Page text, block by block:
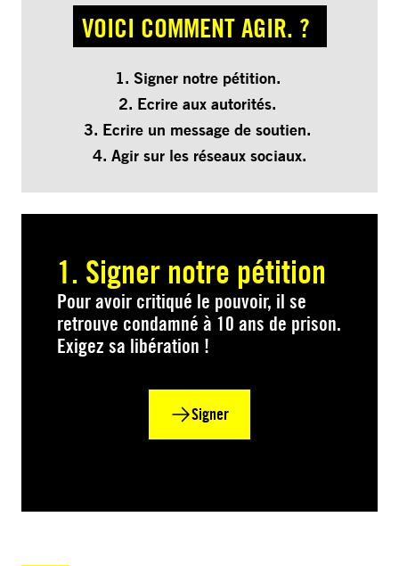
VOICI COMMENT AGIR. ?
1. Signer notre pétition.
2. Ecrire aux autorités.
3. Ecrire un message de soutien.
4. Agir sur les réseaux sociaux.
1. Signer notre pétition
Pour avoir critiqué le pouvoir, il se
retrouve condamné à 10 ans de prison.
Exigez sa libération !
Signer